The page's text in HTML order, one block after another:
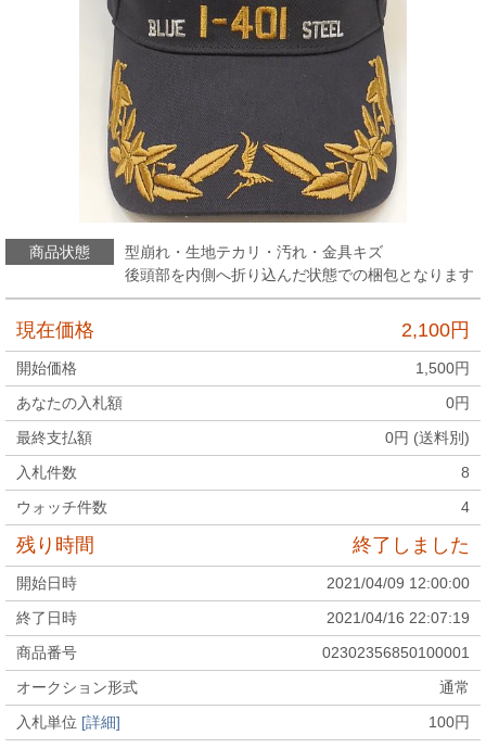
商品状態
型崩れ・生地テカリ・汚れ・金具キズ
後頭部を内側へ折り込んだ状態での梱包となります
現在価格 2,100円
開始価格 1,500円
あなたの入札額
0円
最終支払額
0円 (送料別)
入札件数
8
ウォッチ件数
4
残り時間 終了しました
開始日時
2021/04/09 12:00:00
終了日時
2021/04/16 22:07:19
商品番号
02302356850100001
オークション形式
通常
入札単位 [詳細] 100円